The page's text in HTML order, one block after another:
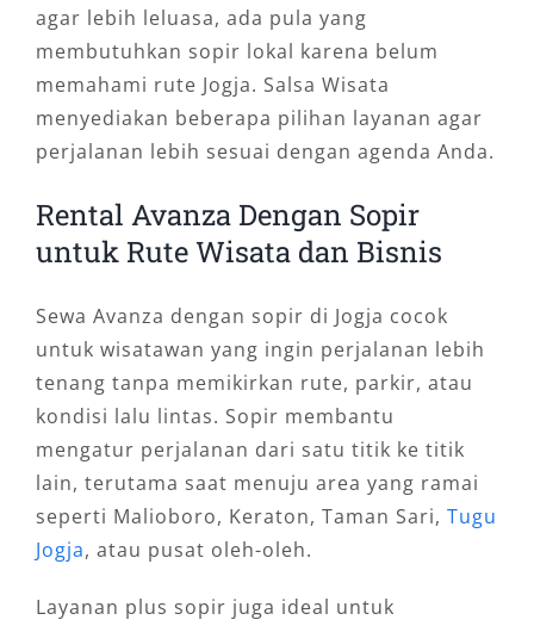
agar lebih leluasa, ada pula yang
membutuhkan sopir lokal karena belum
memahami rute Jogja. Salsa Wisata
menyediakan beberapa pilihan layanan agar
perjalanan lebih sesuai dengan agenda Anda.
Rental Avanza Dengan Sopir
untuk Rute Wisata dan Bisnis
Sewa Avanza dengan sopir di Jogja cocok
untuk wisatawan yang ingin perjalanan lebih
tenang tanpa memikirkan rute, parkir, atau
kondisi lalu lintas. Sopir membantu
mengatur perjalanan dari satu titik ke titik
lain, terutama saat menuju area yang ramai
seperti Malioboro, Keraton, Taman Sari, Tugu
Jogja, atau pusat oleh-oleh.
Layanan plus sopir juga ideal untuk